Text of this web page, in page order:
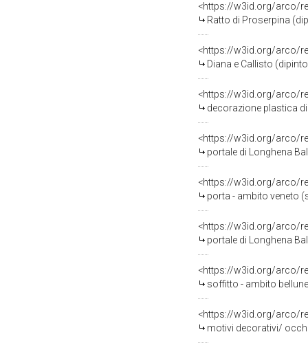
<https://w3id.org/arco/
Ratto di Proserpina
<https://w3id.org/arco/
Diana e Callisto
<https://w3id.org/arco/
decorazione plastica
<https://w3id.org/arco/
portale di Longhena
<https://w3id.org/arco/
porta - ambito veneto
<https://w3id.org/arco/
portale di Longhena
<https://w3id.org/arco/
soffitto - ambito
<https://w3id.org/arco/
motivi decorativi/